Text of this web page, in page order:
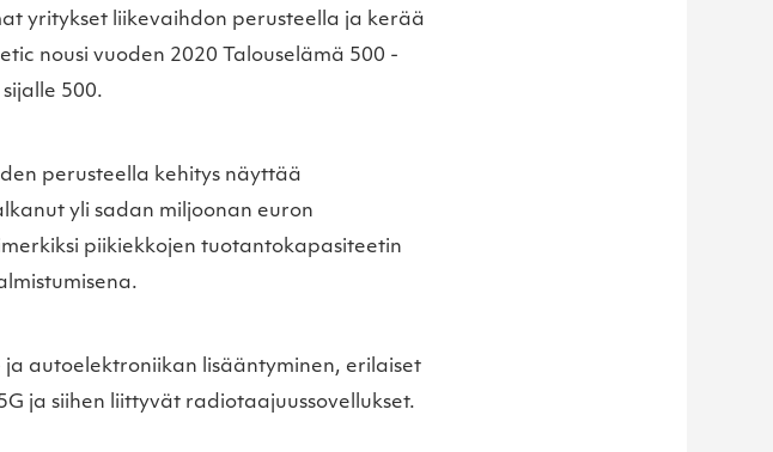
yritykset liikevaihdon perusteella ja kerää
nousi vuoden 2020 Talouselämä 500 -
500.
perusteella kehitys näyttää
yli sadan miljoonan euron
piikiekkojen tuotantokapasiteetin
autoelektroniikan lisääntyminen, erilaiset
ja siihen liittyvät radiotaajuussovellukset.